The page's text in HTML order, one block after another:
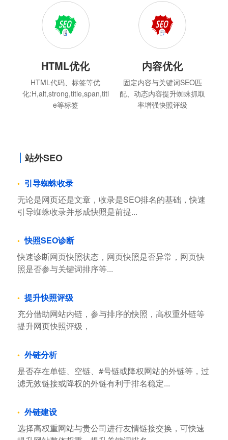
HTML优化
HTML代码、标签等优
化:H,alt,strong,title,span,titl
e等标签
内容优化
固定内容与关键词SEO匹
配、动态内容提升蜘蛛抓取
率增强快照评级
站外SEO
引导蜘蛛收录
无论是网页还是文章，收录是SEO排名的基础，快速
引导蜘蛛收录并形成快照是前提...
快照SEO诊断
快速诊断网页快照状态，网页快照是否异常，网页快
照是否参与关键词排序等...
提升快照评级
充分借助网站内链，参与排序的快照，高权重外链等
提升网页快照评级，
外链分析
是否存在单链、空链、#号链或降权网站的外链等，过
滤无效链接或降权的外链有利于排名稳定...
外链建设
选择高权重网站与贵公司进行友情链接交换，可快速